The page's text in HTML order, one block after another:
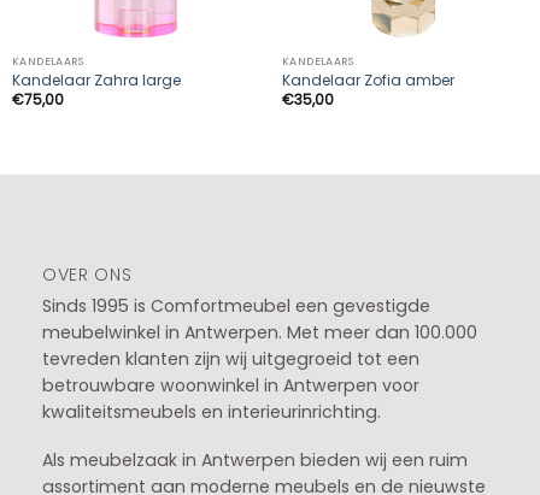
KANDELAARS
Kandelaar Zahra large
€75,00
KANDELAARS
Kandelaar Zofia amber
€35,00
OVER ONS
Sinds 1995 is Comfortmeubel een gevestigde
meubelwinkel in Antwerpen. Met meer dan 100.000
tevreden klanten zijn wij uitgegroeid tot een
betrouwbare woonwinkel in Antwerpen voor
kwaliteitsmeubels en interieurinrichting.
Als meubelzaak in Antwerpen bieden wij een ruim
assortiment aan moderne meubels en de nieuwste